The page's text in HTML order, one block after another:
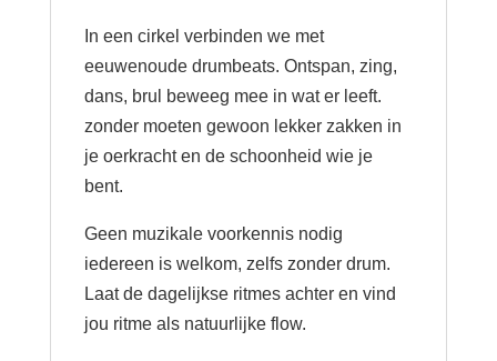
In een cirkel verbinden we met
eeuwenoude drumbeats. Ontspan, zing,
dans, brul beweeg mee in wat er leeft.
zonder moeten gewoon lekker zakken in
je oerkracht en de schoonheid wie je
bent.
Geen muzikale voorkennis nodig
iedereen is welkom, zelfs zonder drum.
Laat de dagelijkse ritmes achter en vind
jou ritme als natuurlijke flow.